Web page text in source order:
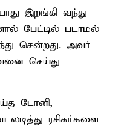
இறங்கி வந்து
பேட்டில் படாமல்
சென்றது. அவர்
செய்து
டோனி,
ரசிகர்களை